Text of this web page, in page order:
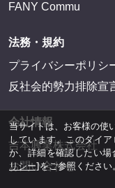
FANY Commu
法務・規約
プライバシーポリシ
反社会的勢力排除宣
会社情報
吉本興業株式会社
お問い合わせ
当サイトは、お客様の使
しています。このダイ
か、詳細を確認したい場
リシー]をご参照ください。